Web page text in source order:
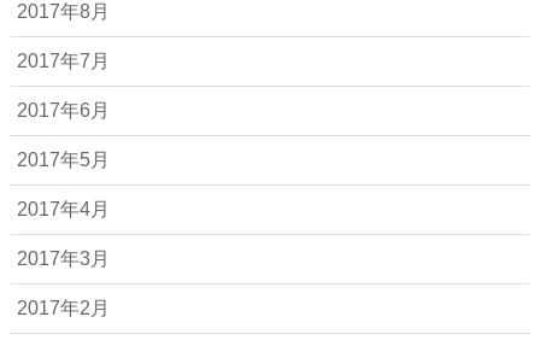
2017年8月
2017年7月
2017年6月
2017年5月
2017年4月
2017年3月
2017年2月